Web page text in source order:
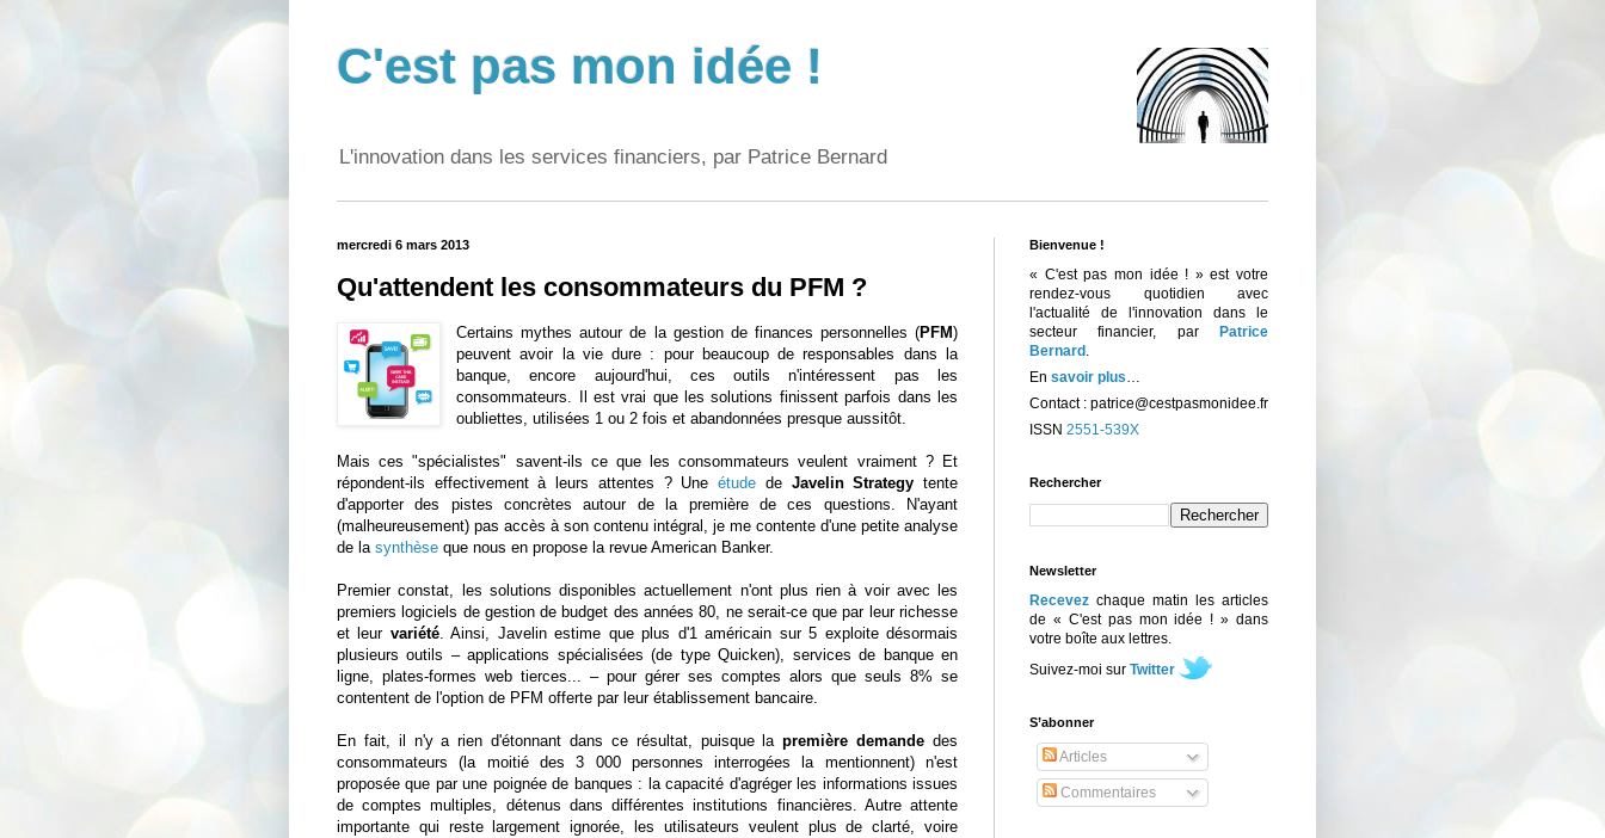
C'est pas mon idée !
L'innovation dans les services financiers, par Patrice Bernard
mercredi 6 mars 2013
Qu'attendent les consommateurs du PFM ?
Certains mythes autour de la gestion de finances personnelles (PFM)
peuvent avoir la vie dure : pour beaucoup de responsables dans la
banque, encore aujourd'hui, ces outils n'intéressent pas les
consommateurs. Il est vrai que les solutions finissent parfois dans les
oubliettes, utilisées 1 ou 2 fois et abandonnées presque aussitôt.
Mais ces "spécialistes" savent-ils ce que les consommateurs veulent vraiment ? Et
répondent-ils effectivement à leurs attentes ? Uneétude de Javelin Strategy tente
d'apporter des pistes concrètes autour de la première de ces questions. N'ayant
(malheureusement) pas accès à son contenu intégral, je me contente d'une petite analyse
de la synthèse que nous en propose la revue American Banker.
Premier constat, les solutions disponibles actuellement n'ont plus rien à voir avec les
premiers logiciels de gestion de budget des années 80, ne serait-ce que par leur richesse
et leur variété. Ainsi, Javelin estime que plus d'1 américain sur 5 exploite désormais
plusieurs outils – applications spécialisées (de type Quicken), services de banque en
ligne, plates-formes web tierces... – pour gérer ses comptes alors que seuls 8% se
contentent de l'option de PFM offerte par leur établissement bancaire.
En fait, il n'y a rien d'étonnant dans ce résultat, puisque lapremière demande des
consommateurs (la moitié des 3 000 personnes interrogées la mentionnent) n'est
proposée que par une poignée de banques : la capacité d'agréger les informations issues
de comptes multiples, détenus dans différentes institutions financières. Autre attente
importante qui reste largement ignorée, les utilisateurs veulent plus de clarté, voire
Bienvenue !
« C'est pas mon idée ! » est votre
rendez-vous quotidien avec
l'actualité de l'innovation dans le
secteur financier, par
Patrice
Bernard .
En savoir plus…
Contact : patrice@cestpasmonidee.fr
ISSN 2551-539X
Rechercher
Newsletter
Recevez chaque matin les articles
de « C'est pas mon idée ! » dans
votre boîte aux lettres.
Suivez-moi sur Twitter
S’abonner
Articles
Commentaires